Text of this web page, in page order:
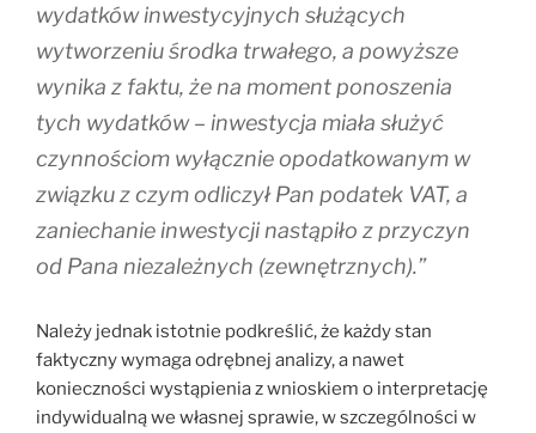
wydatków inwestycyjnych służących
wytworzeniu środka trwałego, a powyższe
wynika z faktu, że na moment ponoszenia
tych wydatków – inwestycja miała służyć
czynnościom wyłącznie opodatkowanym w
związku z czym odliczył Pan podatek VAT, a
zaniechanie inwestycji nastąpiło z przyczyn
od Pana niezależnych (zewnętrznych).”
Należy jednak istotnie podkreślić, że każdy stan
faktyczny wymaga odrębnej analizy, a nawet
konieczności wystąpienia z wnioskiem o interpretację
indywidualną we własnej sprawie, w szczególności w